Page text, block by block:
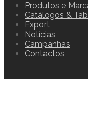
Produtos e
Catálogos &
Export
Notícias
Campanhas
Contactos